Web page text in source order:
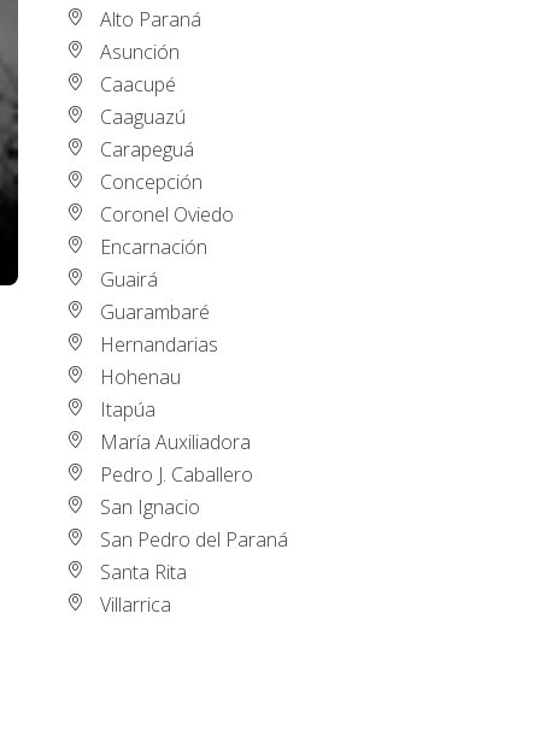
Alto Paraná
Asunción
Caacupé
Caaguazú
Carapeguá
Concepción
Coronel Oviedo
Encarnación
Guairá
Guarambaré
Hernandarias
Hohenau
Itapúa
María Auxiliadora
Pedro J. Caballero
San Ignacio
San Pedro del Paraná
Santa Rita
Villarrica